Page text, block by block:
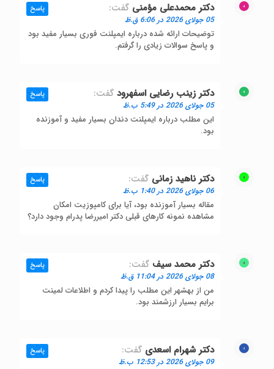
دکتر محمدعلی مؤمنی گفت:
05 جولای 2026 در 6:06 ق.ظ
توضیحات ارائه شده درباره ایمپلنت فوری بسیار مفید بود
و پاسخ سوالات زیادی را گرفتم.
پاسخ
دکتر زینب رضایی اسفهرود گفت:
05 جولای 2026 در 5:49 ب.ظ
این مطلب درباره ایمپلنت دندان بسیار مفید و آموزنده
بود.
پاسخ
دکتر ناهید زمانی گفت:
06 جولای 2026 در 1:40 ب.ظ
مقاله بسیار آموزنده بود، آیا برای کامپوزیت امکان
مشاهده نمونه کارهای قبلی دکتر امیررضا پدرام وجود دارد؟
پاسخ
دکتر محمد سیف گفت:
08 جولای 2026 در 11:04 ق.ظ
من از بهشهر این مطلب را پیدا کردم و اطلاعات لمینت
برایم بسیار ارزشمند بود.
پاسخ
دکتر شهرام اسعدی گفت:
09 جولای 2026 در 12:53 ب.ظ
پاسخ